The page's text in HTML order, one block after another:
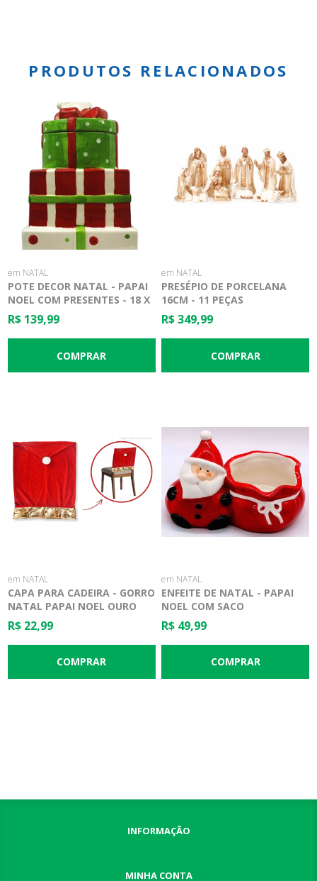
PRODUTOS RELACIONADOS
em NATAL
POTE DECOR NATAL - PAPAI
NOEL COM PRESENTES - 18 X
17 X 27CM
R$ 139,99
em NATAL
PRESÉPIO DE PORCELANA
16CM - 11 PEÇAS
R$ 349,99
em NATAL
CAPA PARA CADEIRA - GORRO
NATAL PAPAI NOEL OURO
R$ 22,99
em NATAL
ENFEITE DE NATAL - PAPAI
NOEL COM SACO
R$ 49,99
INFORMAÇÃO
MINHA CONTA